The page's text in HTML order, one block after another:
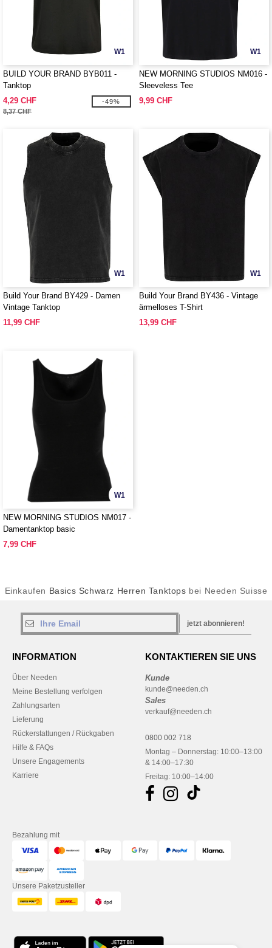
W1
BUILD YOUR BRAND BYB011 -
Tanktop
4,29 CHF
8,37 CHF
-49%
W1
NEW MORNING STUDIOS NM016 -
Sleeveless Tee
9,99 CHF
W1
Build Your Brand BY429 - Damen
Vintage Tanktop
11,99 CHF
W1
Build Your Brand BY436 - Vintage
ärmelloses T-Shirt
13,99 CHF
W1
NEW MORNING STUDIOS NM017 -
Damentanktop basic
7,99 CHF
Einkaufen Basics Schwarz Herren Tanktops bei Needen Suisse
jetzt abonnieren!
INFORMATION
Über Needen
Meine Bestellung verfolgen
Zahlungsarten
Lieferung
Rückerstattungen / Rückgaben
Hilfe & FAQs
Unsere Engagements
Karriere
KONTAKTIEREN SIE UNS
Kunde
kunde@needen.ch
Sales
verkauf@needen.ch
0800 002 718
Montag – Donnerstag: 10:00–13:00
& 14:00–17:30
Freitag: 10:00–14:00
Bezahlung mit
Unsere Paketzusteller